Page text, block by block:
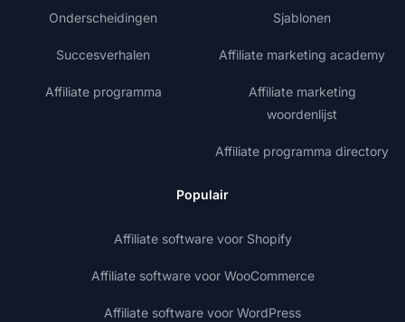
Onderscheidingen
Succesverhalen
Affiliate programma
Sjablonen
Affiliate marketing academy
Affiliate marketing
woordenlijst
Affiliate programma directory
Populair
Affiliate software voor Shopify
Affiliate software voor WooCommerce
Affiliate software voor WordPress